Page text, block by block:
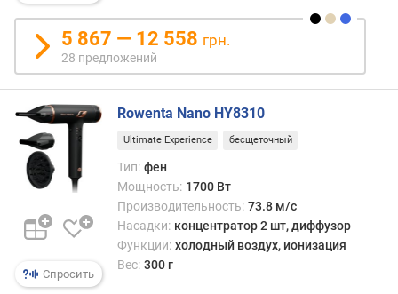
а
с
а
д
к
д
л
я
р
а
г
ж
5 867 — 12 558 грн.
28 предложений
Спросить
Rowenta Nano HY8310
Ultimate Experience бесщеточный
Тип: фен
Мощность: 1700 Вт
Производительность: 73.8 м/с
Насадки: концентратор 2 шт, диффузор
Функции: холодный воздух, ионизация
Вес: 300 г